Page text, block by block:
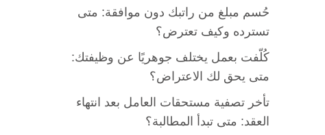
حُسم مبلغ من راتبك دون موافقة: متى
تسترده وكيف تعترض؟
كُلّفت بعمل يختلف جوهريًا عن وظيفتك:
متى يحق لك الاعتراض؟
تأخر تصفية مستحقات العامل بعد انتهاء
العقد: متى تبدأ المطالبة؟